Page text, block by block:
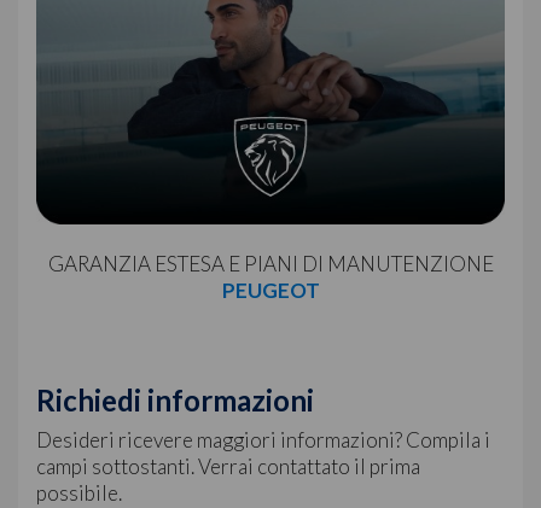
GARANZIA ESTESA E PIANI DI MANUTENZIONE
PEUGEOT
Richiedi informazioni
Desideri ricevere maggiori informazioni? Compila i
campi sottostanti. Verrai contattato il prima
possibile.